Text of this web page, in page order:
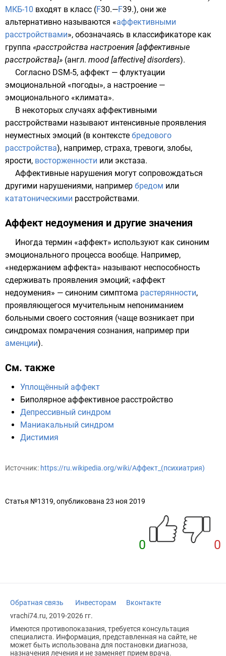
МКБ-10 входят в класс (F30.—F39.), они же
альтернативно называются «аффективными
расстройствами», обозначаясь в классификаторе как
группа «расстройства настроения [аффективные
расстройства]» (англ. mood [affective] disorders).
Согласно DSM-5, аффект — флуктуации
эмоциональной «погоды», а настроение —
эмоционального «климата».
В некоторых случаях аффективными
расстройствами называют интенсивные проявления
неуместных эмоций (в контексте бредового
расстройства), например, страха, тревоги, злобы,
ярости, восторженности или экстаза.
Аффективные нарушения могут сопровождаться
другими нарушениями, например бредом или
кататоническими расстройствами.
Аффект недоумения и другие значения
Иногда термин «аффект» используют как синоним
эмоционального процесса вообще. Например,
«недержанием аффекта» называют неспособность
сдерживать проявления эмоций; «аффект
недоумения» — синоним симптома растерянности,
проявляющегося мучительным непониманием
больными своего состояния (чаще возникает при
синдромах помрачения сознания, например при
аменции).
См. также
Уплощённый аффект
Биполярное аффективное расстройство
Депрессивный синдром
Маниакальный синдром
Дистимия
Источник: https://ru.wikipedia.org/wiki/Аффект_(психиатрия)
Статья №1319, опубликована 23 ноя 2019
0 0
Обратная связь Инвесторам
Вконтакте
vrachi74.ru, 2019-2026 гг.
Имеются противопоказания, требуется консультация
специалиста. Информация, представленная на сайте, не
может быть использована для постановки диагноза,
назначения лечения и не заменяет прием врача.